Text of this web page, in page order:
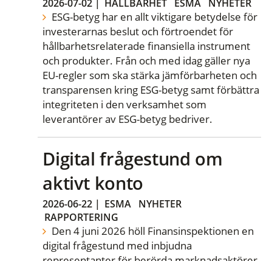
2026-07-02 | HÅLLBARHET ESMA NYHETER
ESG-betyg har en allt viktigare betydelse för
investerarnas beslut och förtroendet för
hållbarhetsrelaterade finansiella instrument
och produkter. Från och med idag gäller nya
EU-regler som ska stärka jämförbarheten och
transparensen kring ESG-betyg samt förbättra
integriteten i den verksamhet som
leverantörer av ESG-betyg bedriver.
Digital frågestund om
aktivt konto
2026-06-22 | ESMA NYHETER
RAPPORTERING
Den 4 juni 2026 höll Finansinspektionen en
digital frågestund med inbjudna